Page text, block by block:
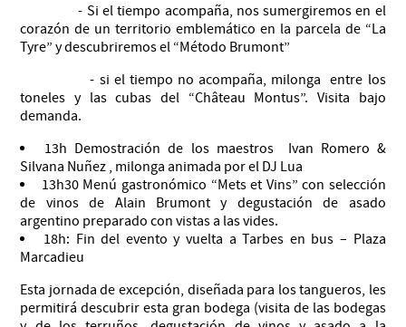
- Si el tiempo acompaña, nos sumergiremos en el
corazón de un territorio emblemático en la parcela de “La
Tyre” y descubriremos el “Método Brumont”
- si el tiempo no acompaña, milonga entre los
toneles y las cubas del “Château Montus”. Visita bajo
demanda.
13h Demostración de los maestros Ivan Romero &
Silvana Nuñez , milonga animada por el DJ Lua
13h30 Menú gastronómico “Mets et Vins” con selección
de vinos de Alain Brumont y degustación de asado
argentino preparado con vistas a las vides.
18h: Fin del evento y vuelta a Tarbes en bus – Plaza
Marcadieu
Esta jornada de excepción, diseñada para los tangueros, les
permitirá descubrir esta gran bodega (visita de las bodegas